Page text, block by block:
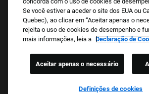
informação genética ou qualquer outra
leis federais, estatais ou locais aplicáveis.
assédio de candidatos ou membros da
Adaptação Para
Se você estiver a aceder o site dos EUA ou
Quebec), ao clicar em “Aceitar apenas o
rejeita o uso de cookies de desempenho e
mais informações, leia a Declaração de
Definições de cookies
Aceitar apenas o necessário